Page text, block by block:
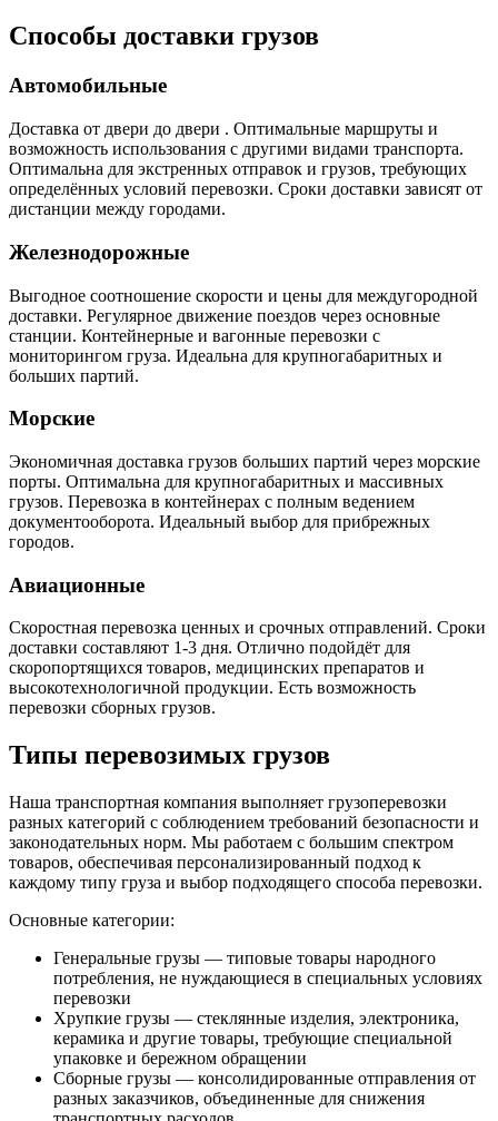
Способы доставки грузов
Автомобильные
Доставка от двери до двери . Оптимальные маршруты и
возможность использования с другими видами транспорта.
Оптимальна для экстренных отправок и грузов, требующих
определённых условий перевозки. Сроки доставки зависят от
дистанции между городами.
Железнодорожные
Выгодное соотношение скорости и цены для междугородной
доставки. Регулярное движение поездов через основные
станции. Контейнерные и вагонные перевозки с
мониторингом груза. Идеальна для крупногабаритных и
больших партий.
Морские
Экономичная доставка грузов больших партий через морские
порты. Оптимальна для крупногабаритных и массивных
грузов. Перевозка в контейнерах с полным ведением
документооборота. Идеальный выбор для прибрежных
городов.
Авиационные
Скоростная перевозка ценных и срочных отправлений. Сроки
доставки составляют 1-3 дня. Отлично подойдёт для
скоропортящихся товаров, медицинских препаратов и
высокотехнологичной продукции. Есть возможность
перевозки сборных грузов.
Типы перевозимых грузов
Наша транспортная компания выполняет грузоперевозки
разных категорий с соблюдением требований безопасности и
законодательных норм. Мы работаем с большим спектром
товаров, обеспечивая персонализированный подход к
каждому типу груза и выбор подходящего способа перевозки.
Основные категории:
Генеральные грузы — типовые товары народного
потребления, не нуждающиеся в специальных условиях
перевозки
Хрупкие грузы — стеклянные изделия, электроника,
керамика и другие товары, требующие специальной
упаковке и бережном обращении
Сборные грузы — консолидированные отправления от
разных заказчиков, объединенные для снижения